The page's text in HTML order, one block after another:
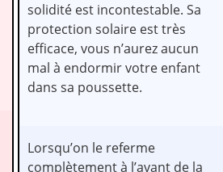
solidité est incontestable. Sa
protection solaire est très
efficace, vous n’aurez aucun
mal à endormir votre enfant
dans sa poussette.
Lorsqu’on le referme
complètement à l’avant de la